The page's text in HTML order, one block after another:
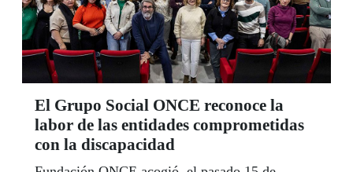
El Grupo Social ONCE reconoce la
labor de las entidades comprometidas
con la discapacidad